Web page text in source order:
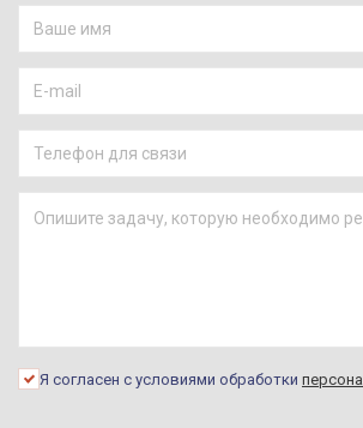
Я согласен с условиями обработки